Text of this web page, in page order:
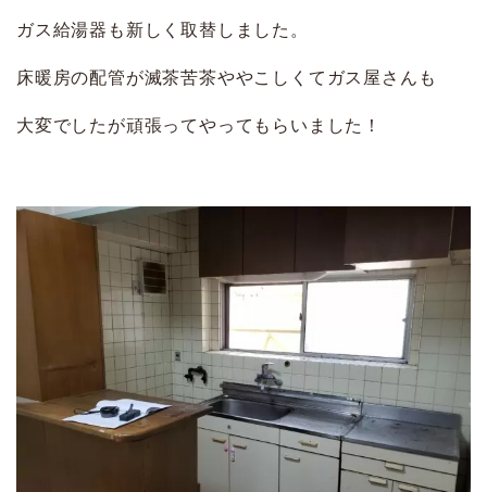
ガス給湯器も新しく取替しました。
床暖房の配管が滅茶苦茶ややこしくてガス屋さんも
大変でしたが頑張ってやってもらいました！